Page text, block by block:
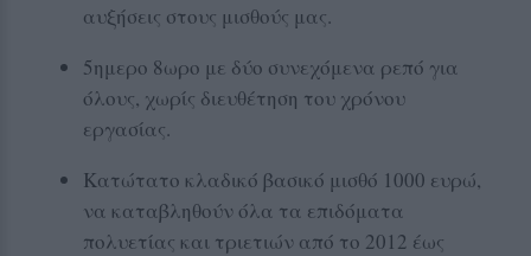
αυξήσεις στους μισθούς μας.
5ημερο 8ωρο με δύο συνεχόμενα ρεπό για
όλους, χωρίς διευθέτηση του χρόνου
εργασίας.
Κατώτατο κλαδικό βασικό μισθό 1000 ευρώ,
να καταβληθούν όλα τα επιδόματα
πολυετίας και τριετιών από το 2012 έως